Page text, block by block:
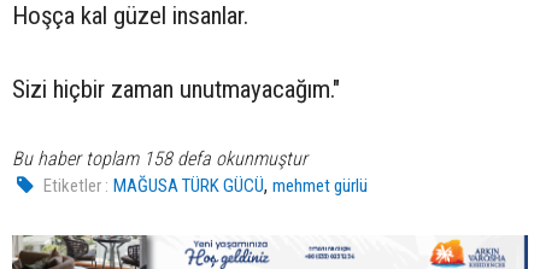
Hoşça kal güzel insanlar.
Sizi hiçbir zaman unutmayacağım."
Bu haber toplam 158 defa okunmuştur
Etiketler : MAĞUSA TÜRK GÜCÜ,mehmet gürlü